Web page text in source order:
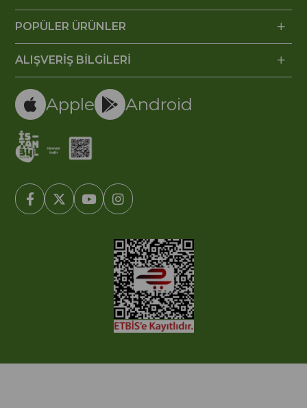
POPÜLER ÜRÜNLER
ALIŞVERİŞ BİLGİLERİ
Apple Android